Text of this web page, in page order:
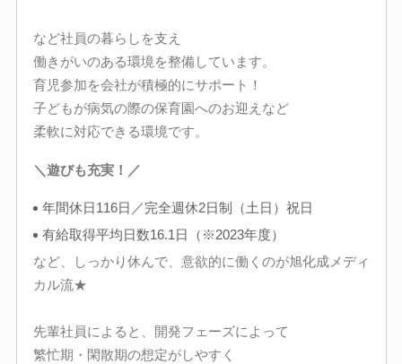
など社員の暮らしを支え
働きがいのある環境を整備しています。
育児参加を会社が積極的にサポート！
子どもが病気の際の保育園へのお迎えなど
柔軟に対応できる環境です。
＼遊びも充実！／
年間休日116日／完全週休2日制（土日）祝日
有給取得平均日数16.1日（※2023年度）
など、しっかり休んで、意欲的に働くのが旭化成メディ
カル流★
先輩社員によると、開発フェーズによって
繁忙期・閑散期の想定がしやすく